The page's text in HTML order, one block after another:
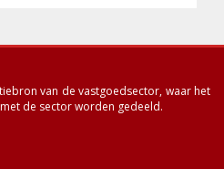
van de vastgoedsector, waar het
de sector worden gedeeld.